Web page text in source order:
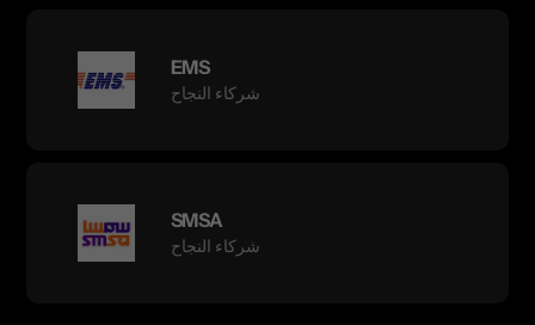
EMS
شركاء النجاح
SMSA
شركاء النجاح